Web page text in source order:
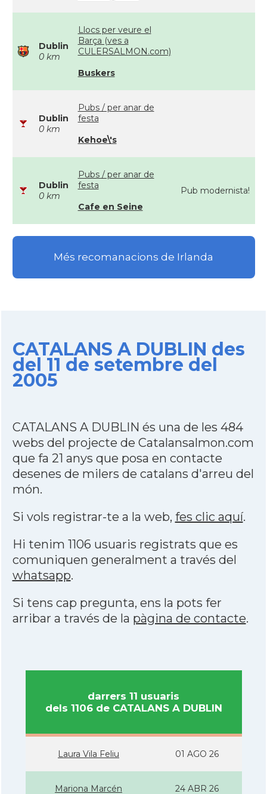
Dublin
0 km
Llocs per veure el
Barça (ves a
CULERSALMON.com)
Buskers
Dublin
0 km
Pubs / per anar de
festa
Kehoe\'s
Dublin
0 km
Pubs / per anar de
festa
Cafe en Seine
Pub modernista!
Més recomanacions de Irlanda
CATALANS A DUBLIN des
del 11 de setembre del
2005
CATALANS A DUBLIN és una de les 484
webs del projecte de Catalansalmon.com
que fa 21 anys que posa en contacte
desenes de milers de catalans d'arreu del
món.
Si vols registrar-te a la web, fes clic aquí.
Hi tenim 1106 usuaris registrats que es
comuniquen generalment a través del
whatsapp.
Si tens cap pregunta, ens la pots fer
arribar a través de la pàgina de contacte.
darrers 11 usuaris
dels 1106 de CATALANS A DUBLIN
Laura Vila Feliu 01 AGO 26
Mariona Marcén 24 ABR 26